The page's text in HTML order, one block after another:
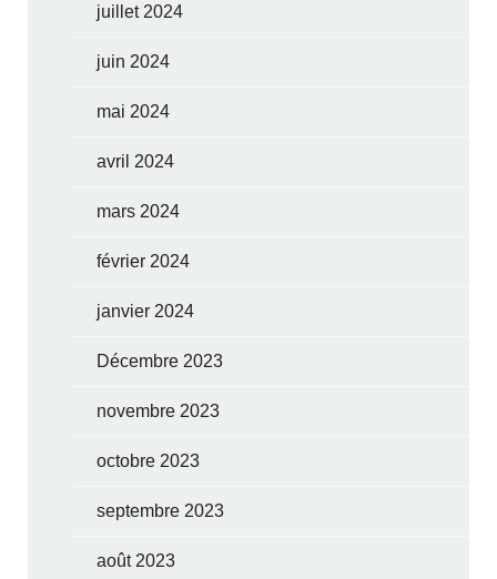
juillet 2024
juin 2024
mai 2024
avril 2024
mars 2024
février 2024
janvier 2024
Décembre 2023
novembre 2023
octobre 2023
septembre 2023
août 2023